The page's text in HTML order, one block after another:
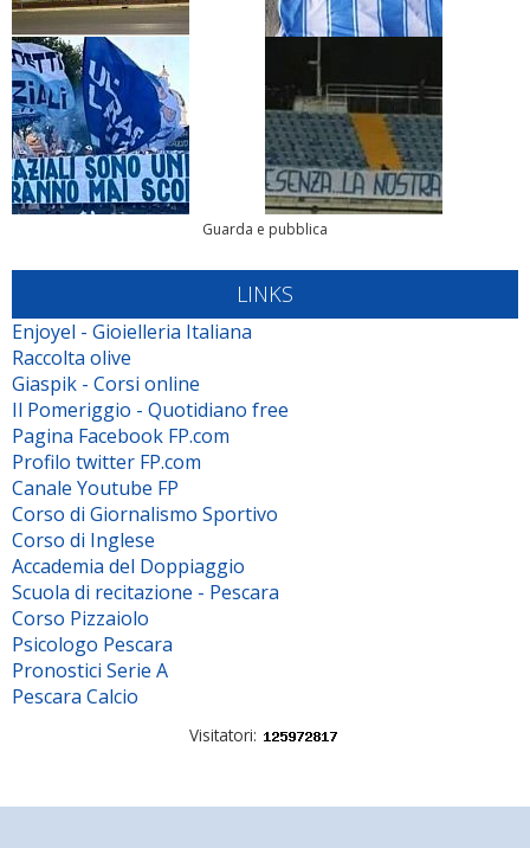
Guarda e pubblica
LINKS
Enjoyel - Gioielleria Italiana
Raccolta olive
Giaspik - Corsi online
Il Pomeriggio - Quotidiano free
Pagina Facebook FP.com
Profilo twitter FP.com
Canale Youtube FP
Corso di Giornalismo Sportivo
Corso di Inglese
Accademia del Doppiaggio
Scuola di recitazione - Pescara
Corso Pizzaiolo
Psicologo Pescara
Pronostici Serie A
Pescara Calcio
Visitatori: